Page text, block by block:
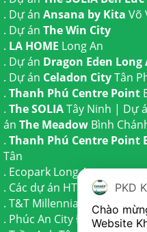
. Dự án Ansana by Kita Võ
. Dự án The Win City
. LA HOME Long An
. Dự án Dragon Eden Long
. Dự án Celadon CityTân
. Thanh Phú Centre Point
. The SOLIATây Ninh | Dự
án The Meadow Bình
. Thanh Phú Centre Point
Tân
. Ecopark Long An
. Các dự án HTLAND
. T&T Millennia CityCần
. Phúc An CityĐức Hoà
PKD
Chào
Website